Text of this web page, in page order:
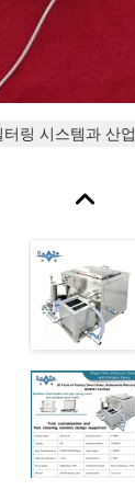
링 시스템과 산